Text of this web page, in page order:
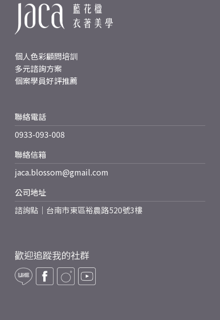
個人色彩顧問培訓
多元諮詢方案
個案學員好評推薦
聯絡電話
0933-093-008
聯絡信箱
jaca.blossom@gmail.com
公司地址
諮詢點｜台南市東區裕農路520號3樓
歡迎追蹤我的社群